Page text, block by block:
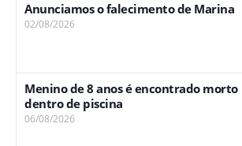
Anunciamos o falecimento de Marina
02/08/2026
Menino de 8 anos é encontrado morto
dentro de piscina
06/08/2026